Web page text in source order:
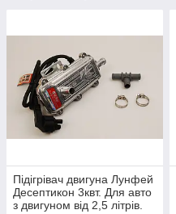
Підігрівач двигуна Лунфей
Десептикон 3квт. Для авто
з двигуном від 2,5 літрів.